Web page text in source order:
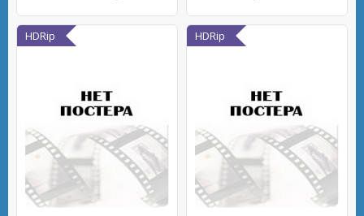
HDRip HDRip